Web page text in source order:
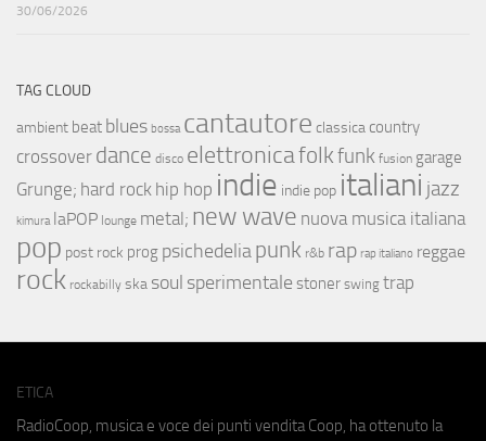
30/06/2026
TAG CLOUD
ambient beat blues bossa cantautore classica country
crossover dance disco elettronicafolkfunk fusion garage
Grunge; hard rock hip hop indie indie pop italiani jazz
kimura laPOP lounge metal; new wave nuova musica italiana
pop post rock prog psichedeliapunk r&b rap rap italiano reggae
rock rockabilly ska soul sperimentale stoner swing trap
ETICA
RadioCoop, musica e voce dei punti vendita Coop, ha ottenuto la